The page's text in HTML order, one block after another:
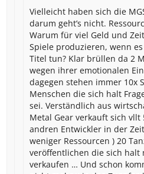
Vielleicht haben sich die
darum geht’s nicht.
Warum für viel Geld und
Spiele produzieren, wenn
Titel tun? Klar brüllen da 2
wegen ihrer emotionalen
dagegen stehen immer 10x
Menschen die sich halt
sei. Verständlich aus
Metal Gear verkauft sich vllt
andren Entwickler in der
weniger Ressourcen ) 20
veröffentlichen die sich halt
verkaufen … Und schon